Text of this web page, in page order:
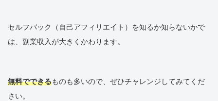
セルフバック（自己アフィリエイト）を知るか知らないかで
は、副業収入が大きくかわります。
無料でできるものも多いので、ぜひチャレンジしてみてくだ
さい。